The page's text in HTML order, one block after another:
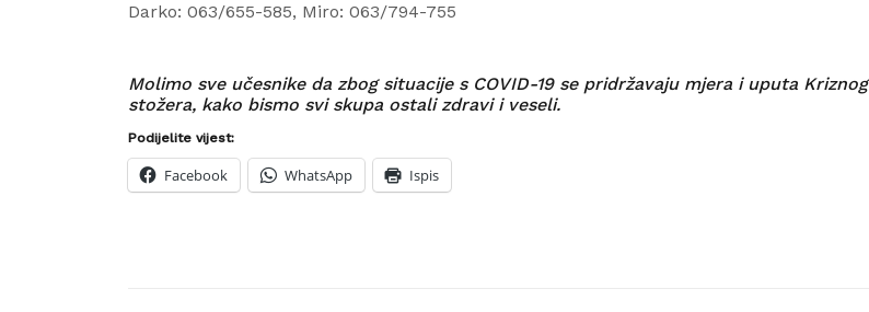
Darko: 063/655-585, Miro: 063/794-755
Molimo sve učesnike da zbog situacije s COVID-19 se pridržavaju mjera i uputa Kriznog
stožera, kako bismo svi skupa ostali zdravi i veseli.
Podijelite vijest:
Facebook WhatsApp Ispis